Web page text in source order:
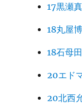
17黒瀬
18丸屋博
18石母
20エド
20北西